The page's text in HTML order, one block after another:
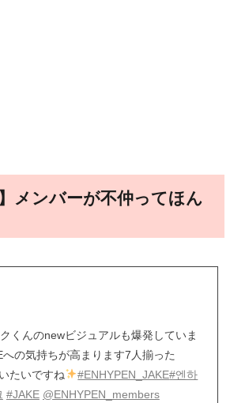
】メンバーが不仲ってほん
くんのnewビジュアルも爆発していま
への気持ちが高まります7人揃った
たいですね
#ENHYPEN_JAKE#엔하
#JAKE @ENHYPEN_members